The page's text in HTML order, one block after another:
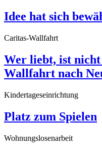
Idee hat sich
Caritas-Wallfahrt
Wer liebt, ist
Wallfahrt nach
Kindertageseinrichtung
Platz zum Spielen
Wohnungslosenarbeit